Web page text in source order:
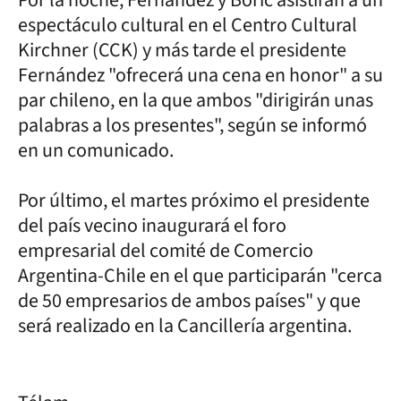
espectáculo cultural en el Centro Cultural
Kirchner (CCK) y más tarde el presidente
Fernández "ofrecerá una cena en honor" a su
par chileno, en la que ambos "dirigirán unas
palabras a los presentes", según se informó
en un comunicado.
Por último, el martes próximo el presidente
del país vecino inaugurará el foro
empresarial del comité de Comercio
Argentina-Chile en el que participarán "cerca
de 50 empresarios de ambos países" y que
será realizado en la Cancillería argentina.